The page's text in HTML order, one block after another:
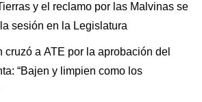
y el reclamo por las Malvinas se
sesión en la Legislatura
cruzó a ATE por la aprobación del
“Bajen y limpien como los